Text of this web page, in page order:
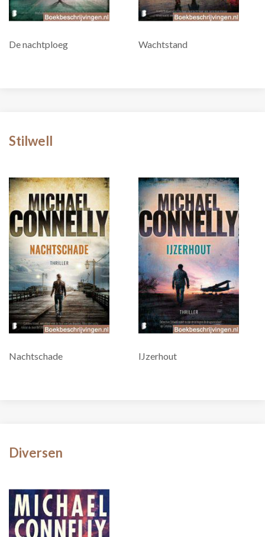
De nachtploeg Wachtstand
Stilwell
Nachtschade IJzerhout
Diversen